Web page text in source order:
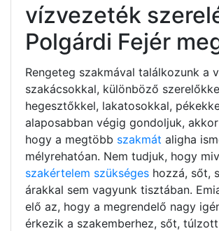
vízvezeték
Polgárdi Fejér
Rengeteg szakmával találkozunk a
szakácsokkal, különböző
hegesztőkkel, lakatosokkal,
alaposabban végig gondoljuk,
hogy a megtöbb szakmát aligha
mélyrehatóan. Nem tudjuk, hogy
szakértelem szükséges hozzá, sőt,
árakkal sem vagyunk tisztában.
elő az, hogy a megrendelő nagy
érkezik a szakemberhez, sőt,